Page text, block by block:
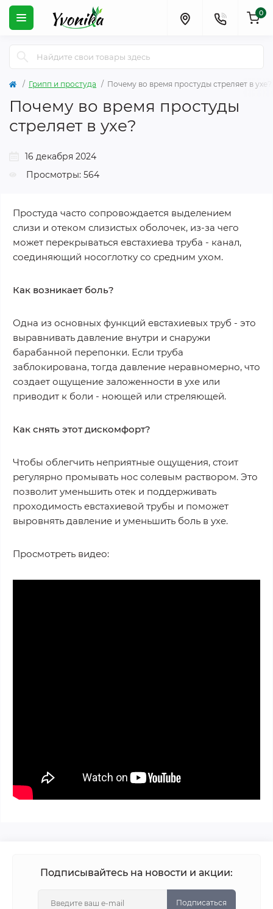
0
Грипп и простуда Почему во время простуды стреляет в ухе?
Почему во время простуды
стреляет в ухе?
16 декабря 2024
Просмотры: 564
Простуда часто сопровождается выделением
слизи и отеком слизистых оболочек, из-за чего
может перекрываться евстахиева труба - канал,
соединяющий носоглотку со средним ухом.
Как возникает боль?
Одна из основных функций евстахиевых труб - это
выравнивать давление внутри и снаружи
барабанной перепонки. Если труба
заблокирована, тогда давление неравномерно, что
создает ощущение заложенности в ухе или
приводит к боли - ноющей или стреляющей.
Как снять этот дискомфорт?
Чтобы облегчить неприятные ощущения, стоит
регулярно промывать нос солевым раствором. Это
позволит уменьшить отек и поддерживать
проходимость евстахиевой трубы и поможет
выровнять давление и уменьшить боль в ухе.
Просмотреть видео:
Подписывайтесь на новости и акции:
Подписаться